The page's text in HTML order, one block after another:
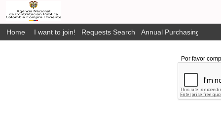
Home I want to join! Requests Search Annual Purchasing Plan
Por favor